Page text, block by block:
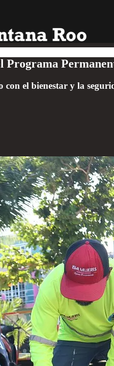
el bienestar y la